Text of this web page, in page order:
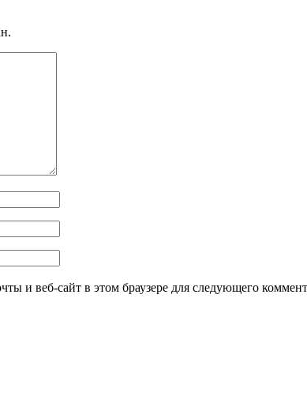
и веб-сайт в этом браузере для следующего